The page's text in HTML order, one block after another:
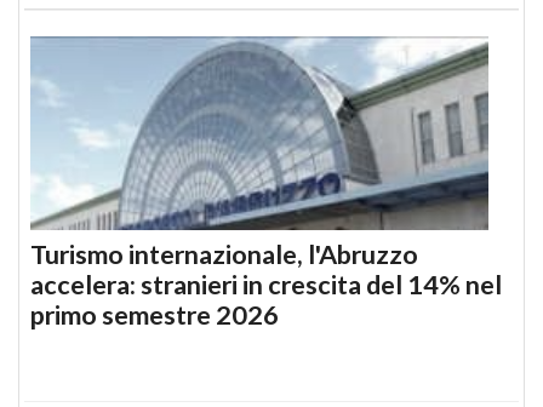
Turismo internazionale, l'Abruzzo
accelera: stranieri in crescita del 14% nel
primo semestre 2026